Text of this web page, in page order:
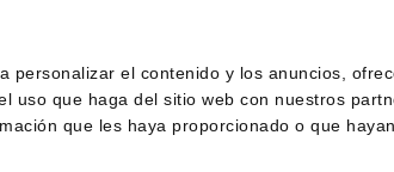
personalizar el contenido y los anuncios,
uso que haga del sitio web con nuestros
que les haya proporcionado o que